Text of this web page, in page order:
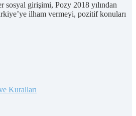
sosyal girişimi, Pozy 2018 yılından
ilham vermeyi, pozitif konuları
Kuralları